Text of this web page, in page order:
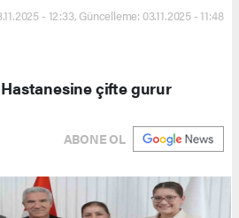
- 12:33, Güncelleme: 03.11.2025 - 11:48
çifte gurur
ABONE OL